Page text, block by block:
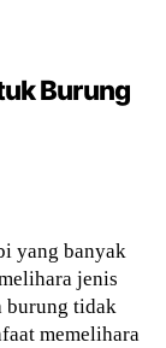
Burung
yang banyak
jenis
burung tidak
memelihara